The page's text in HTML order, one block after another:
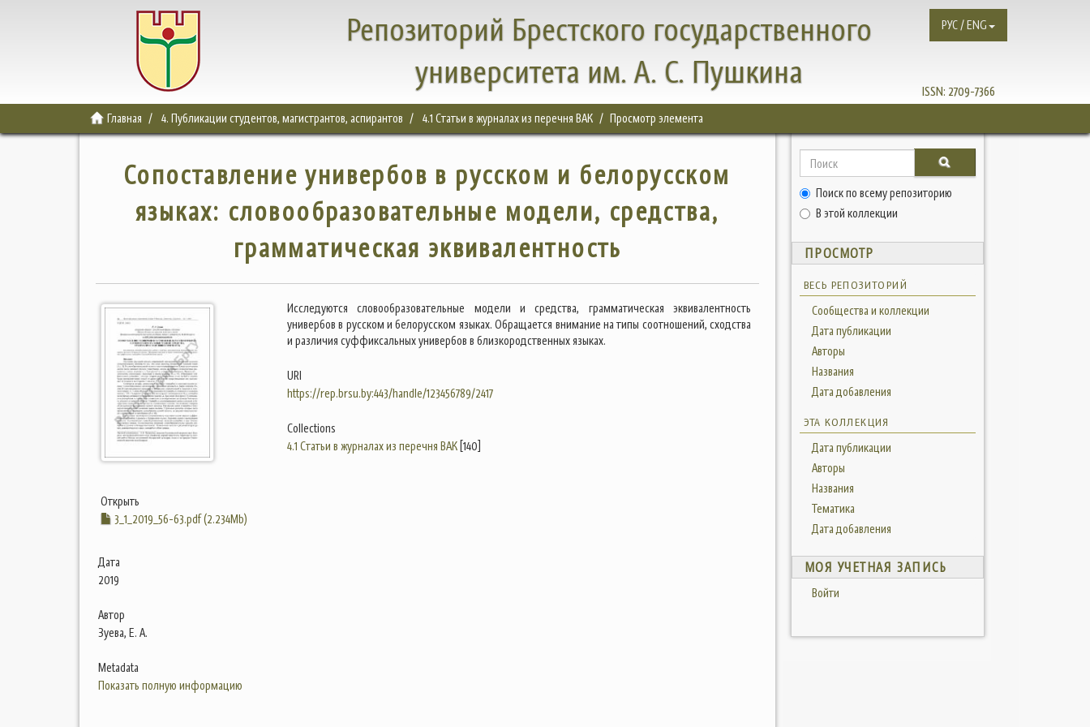
Репозиторий Брестского государственного
университета им. А. С. Пушкина
ISSN: 2709-7366
РУС / ENG
Главная 4. Публикации студентов, магистрантов, аспирантов 4.1 Статьи в журналах из перечня ВАК Просмотр элемента
Сопоставление универбов в русском и белорусском
языках: словообразовательные модели, средства,
грамматическая эквивалентность
Открыть
3_1_2019_56-63.pdf (2.234Mb)
Дата
2019
Автор
Зуева, Е. А.
Metadata
Показать полную информацию
Исследуются словообразовательные модели и средства, грамматическая эквивалентность
универбов в русском и белорусском языках. Обращается внимание на типы соотношений, сходства
и различия суффиксальных универбов в близкородственных языках.
URI
https://rep.brsu.by:443/handle/123456789/2417
Collections
4.1 Статьи в журналах из перечня ВАК[140]
Поиск по всему репозиторию
В этой коллекции
ПРОСМОТР
ВЕСЬ РЕПОЗИТОРИЙ
Сообщества и коллекции
Дата публикации
Авторы
Названия
Дата добавления
ЭТА КОЛЛЕКЦИЯ
Дата публикации
Авторы
Названия
Тематика
Дата добавления
МОЯ УЧЕТНАЯ ЗАПИСЬ
Войти